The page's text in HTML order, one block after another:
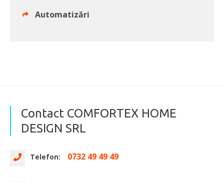
Automatizări
Contact COMFORTEX HOME
DESIGN SRL
Telefon: 0732 49 49 49